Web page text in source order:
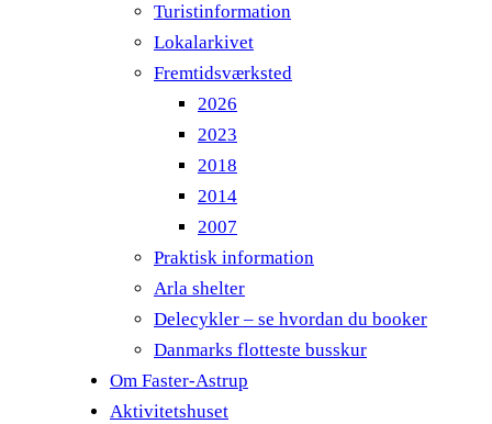
Turistinformation
Lokalarkivet
Fremtidsværksted
2026
2023
2018
2014
2007
Praktisk information
Arla shelter
Delecykler – se hvordan du booker
Danmarks flotteste busskur
Om Faster-Astrup
Aktivitetshuset